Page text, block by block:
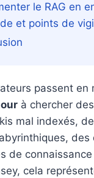
le RAG en
et points de
passent en
à chercher
mal indexés,
des
de
cela